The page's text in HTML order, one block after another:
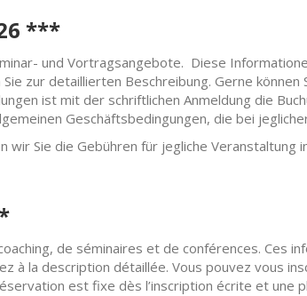
***
und Vortragsangebote. Diese
zur detaillierten Beschreibung. Gerne
ist mit der schriftlichen Anmeldung die
Geschäftsbedingungen, die bei
Sie die Gebühren für jegliche Veranstaltung
de séminaires et de conférences. Ces
à la description détaillée. Vous pouvez vous
est fixe dès l’inscription écrite et une